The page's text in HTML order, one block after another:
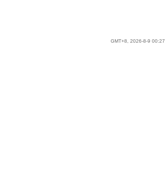
GMT+8, 2026-8-9 00:27